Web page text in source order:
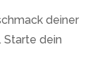
deiner
Starte dein